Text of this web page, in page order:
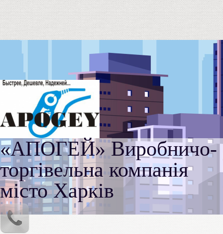
«АПОГЕЙ» Виробничо-
торгівельна компанія
місто Харків